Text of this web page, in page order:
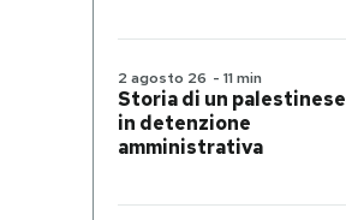
2 agosto 26 - 11 min
Storia di un palestinese
in detenzione
amministrativa